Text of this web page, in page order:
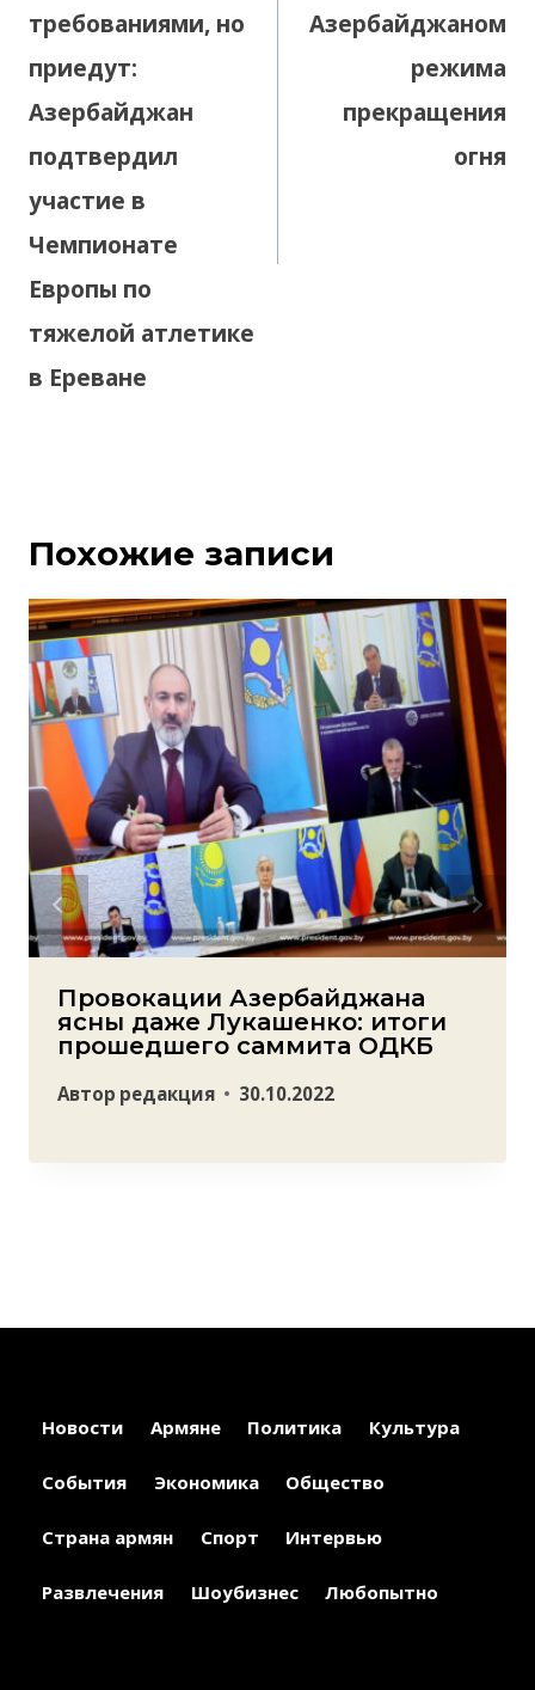
требованиями, но
приедут:
Азербайджан
подтвердил
участие в
Чемпионате
Европы по
тяжелой атлетике
в Ереване
Азербайджаном
режима
прекращения
огня
Похожие записи
Провокации Азербайджана
ясны даже Лукашенко: итоги
прошедшего саммита ОДКБ
Автор редакция 30.10.2022
Новости Армяне Политика Культура
События Экономика Общество
Страна армян Спорт Интервью
Развлечения Шоубизнес Любопытно